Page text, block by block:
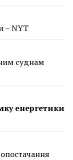
– NYT
суднам
енергетики